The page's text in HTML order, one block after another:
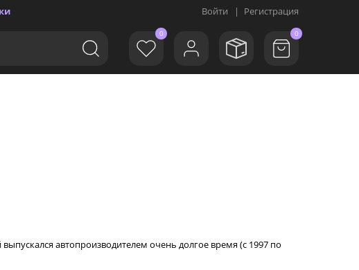
Войти | Регистрация
0 0
автопроизводителем очень долгое время (с 1997 по